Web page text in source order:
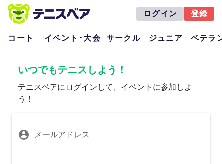
ログイン 登録
コート イベント･大会 サークル ジュニア ベテラ
いつでもテニスしよう！
テニスベアにログインして、イベントに参加しよ
う！
メールアドレス